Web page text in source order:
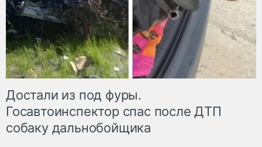
Достали из под фуры.
Госавтоинспектор спас после ДТП
собаку дальнобойщика